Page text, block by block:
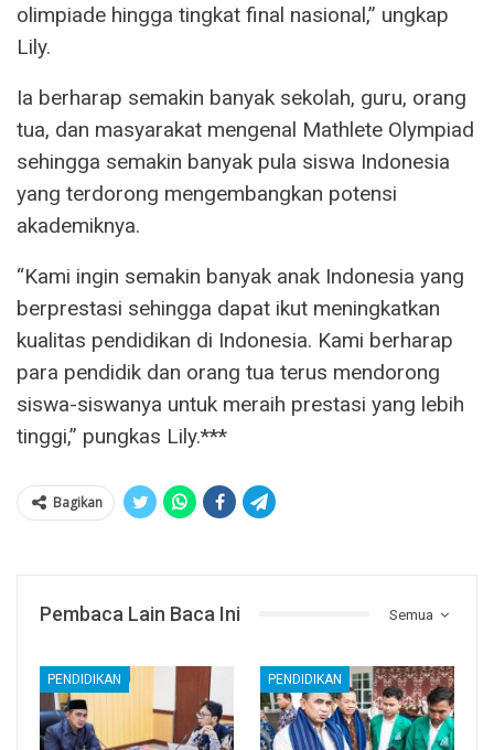
olimpiade hingga tingkat final nasional,” ungkap
Lily.
Ia berharap semakin banyak sekolah, guru, orang
tua, dan masyarakat mengenal Mathlete Olympiad
sehingga semakin banyak pula siswa Indonesia
yang terdorong mengembangkan potensi
akademiknya.
“Kami ingin semakin banyak anak Indonesia yang
berprestasi sehingga dapat ikut meningkatkan
kualitas pendidikan di Indonesia. Kami berharap
para pendidik dan orang tua terus mendorong
siswa-siswanya untuk meraih prestasi yang lebih
tinggi,” pungkas Lily.***
Bagikan
Semua
Pembaca Lain Baca Ini
PENDIDIKAN PENDIDIKAN